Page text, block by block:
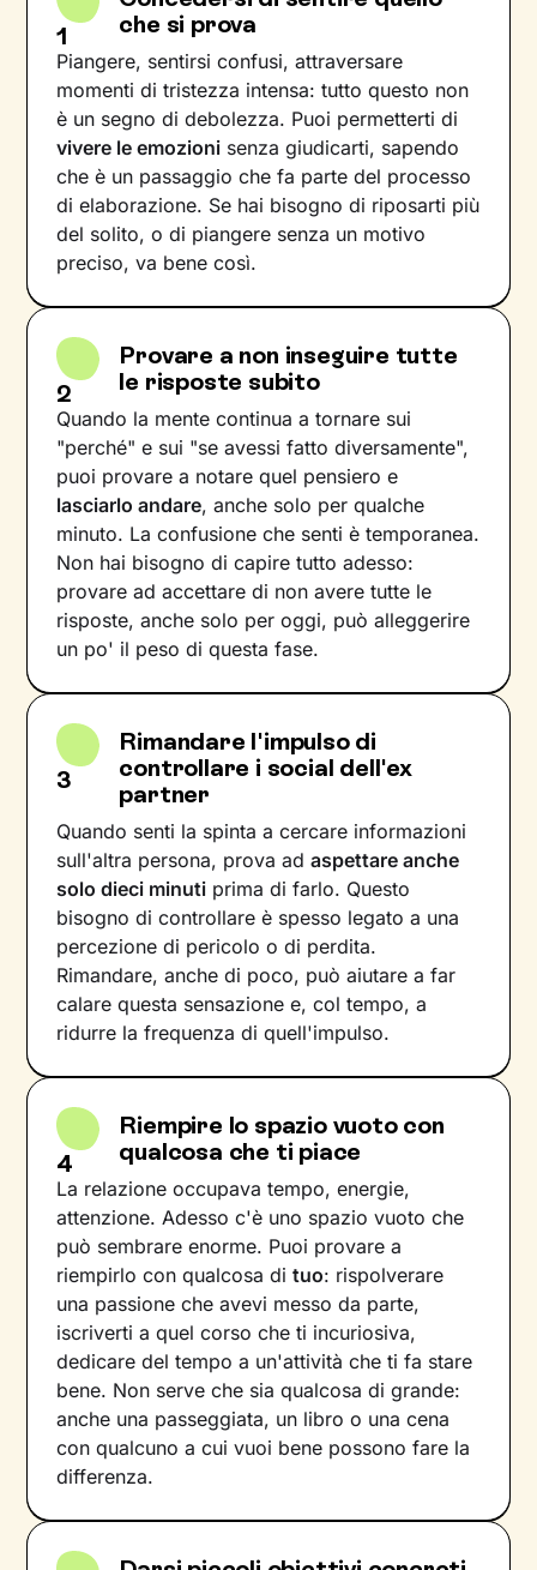
1
che si prova
Piangere, sentirsi confusi, attraversare
momenti di tristezza intensa: tutto questo non
è un segno di debolezza. Puoi permetterti di
vivere le emozioni senza giudicarti, sapendo
che è un passaggio che fa parte del processo
di elaborazione. Se hai bisogno di riposarti più
del solito, o di piangere senza un motivo
preciso, va bene così.
2
Provare a non inseguire tutte
le risposte subito
Quando la mente continua a tornare sui
"perché" e sui "se avessi fatto diversamente",
puoi provare a notare quel pensiero e
lasciarlo andare, anche solo per qualche
minuto. La confusione che senti è temporanea.
Non hai bisogno di capire tutto adesso:
provare ad accettare di non avere tutte le
risposte, anche solo per oggi, può alleggerire
un po' il peso di questa fase.
3
Rimandare l'impulso di
controllare i social dell'ex
partner
Quando senti la spinta a cercare informazioni
sull'altra persona, prova adaspettare anche
solo dieci minuti prima di farlo. Questo
bisogno di controllare è spesso legato a una
percezione di pericolo o di perdita.
Rimandare, anche di poco, può aiutare a far
calare questa sensazione e, col tempo, a
ridurre la frequenza di quell'impulso.
4
Riempire lo spazio vuoto con
qualcosa che ti piace
La relazione occupava tempo, energie,
attenzione. Adesso c'è uno spazio vuoto che
può sembrare enorme. Puoi provare a
riempirlo con qualcosa dituo: rispolverare
una passione che avevi messo da parte,
iscriverti a quel corso che ti incuriosiva,
dedicare del tempo a un'attività che ti fa stare
bene. Non serve che sia qualcosa di grande:
anche una passeggiata, un libro o una cena
con qualcuno a cui vuoi bene possono fare la
differenza.